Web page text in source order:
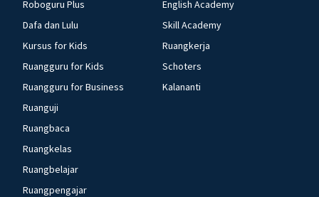
Roboguru Plus
Dafa dan Lulu
Kursus for Kids
Ruangguru for Kids
Ruangguru for Business
Ruanguji
Ruangbaca
Ruangkelas
Ruangbelajar
Ruangpengajar
English Academy
Skill Academy
Ruangkerja
Schoters
Kalananti